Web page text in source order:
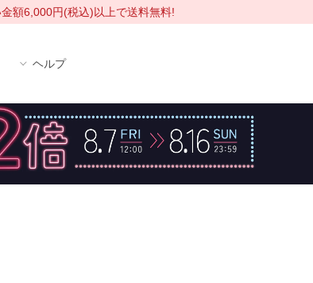
額6,000円(税込)以上で送料無料!
ヘルプ